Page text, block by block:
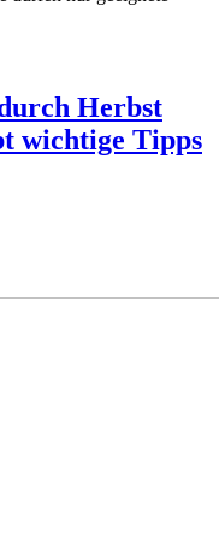
Herbst
wichtige Tipps